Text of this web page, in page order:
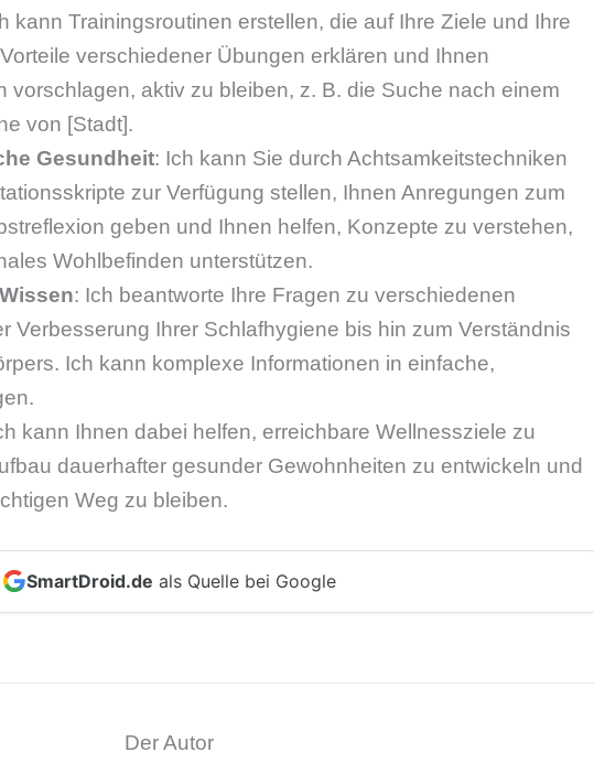
kann Trainingsroutinen erstellen, die auf Ihre Ziele und Ihre
verschiedener Übungen erklären und Ihnen
vorschlagen, aktiv zu bleiben, z. B. die Suche nach einem
von [Stadt].
Gesundheit: Ich kann Sie durch Achtsamkeitstechniken
zur Verfügung stellen, Ihnen Anregungen zum
geben und Ihnen helfen, Konzepte zu verstehen,
Wohlbefinden unterstützen.
: Ich beantworte Ihre Fragen zu verschiedenen
Verbesserung Ihrer Schlafhygiene bis hin zum Verständnis
Ich kann komplexe Informationen in einfache,
kann Ihnen dabei helfen, erreichbare Wellnessziele zu
dauerhafter gesunder Gewohnheiten zu entwickeln und
Weg zu bleiben.
SmartDroid.de als Quelle bei Google
Der Autor